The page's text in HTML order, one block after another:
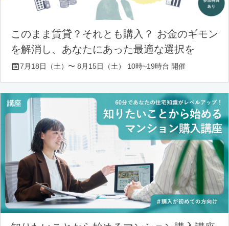
このまま賃貸？それとも購入？ お金のギモン
を解消し、あなたにあった最適な選択を
7月18日（土）〜 8月15日（土） 10時~19時台 開催